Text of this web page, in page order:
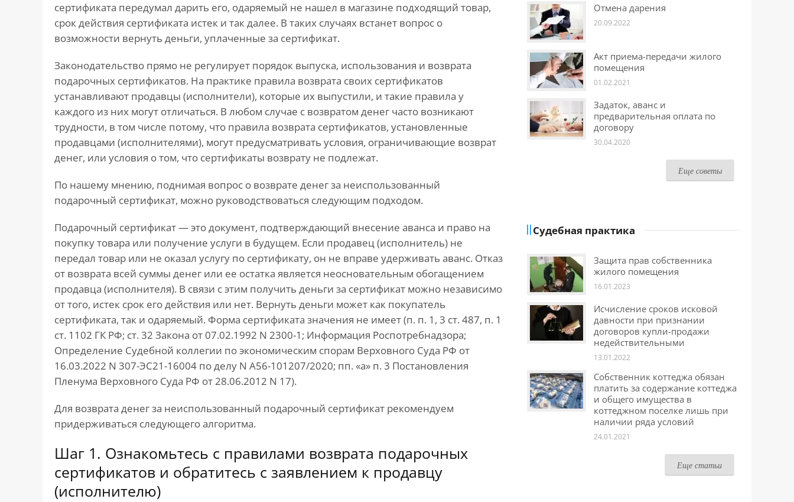
сертификата передумал дарить его, одаряемый не нашел в магазине подходящий товар,
срок действия сертификата истек и так далее. В таких случаях встанет вопрос о
возможности вернуть деньги, уплаченные за сертификат.
Законодательство прямо не регулирует порядок выпуска, использования и возврата
подарочных сертификатов. На практике правила возврата своих сертификатов
устанавливают продавцы (исполнители), которые их выпустили, и такие правила у
каждого из них могут отличаться. В любом случае с возвратом денег часто возникают
трудности, в том числе потому, что правила возврата сертификатов, установленные
продавцами (исполнителями), могут предусматривать условия, ограничивающие возврат
денег, или условия о том, что сертификаты возврату не подлежат.
По нашему мнению, поднимая вопрос о возврате денег за неиспользованный
подарочный сертификат, можно руководствоваться следующим подходом.
Подарочный сертификат — это документ, подтверждающий внесение аванса и право на
покупку товара или получение услуги в будущем. Если продавец (исполнитель) не
передал товар или не оказал услугу по сертификату, он не вправе удерживать аванс. Отказ
от возврата всей суммы денег или ее остатка является неосновательным обогащением
продавца (исполнителя). В связи с этим получить деньги за сертификат можно независимо
от того, истек срок его действия или нет. Вернуть деньги может как покупатель
сертификата, так и одаряемый. Форма сертификата значения не имеет (п. п. 1, 3 ст. 487, п. 1
ст. 1102 ГК РФ; ст. 32 Закона от 07.02.1992 N 2300-1; Информация Роспотребнадзора;
Определение Судебной коллегии по экономическим спорам Верховного Суда РФ от
16.03.2022 N 307-ЭС21-16004 по делу N А56-101207/2020; пп. «а» п. 3 Постановления
Пленума Верховного Суда РФ от 28.06.2012 N 17).
Для возврата денег за неиспользованный подарочный сертификат рекомендуем
придерживаться следующего алгоритма.
Шаг 1. Ознакомьтесь с правилами возврата подарочных
сертификатов и обратитесь с заявлением к продавцу
(исполнителю)
Отмена дарения
20.09.2022
Акт приема-передачи жилого
помещения
01.02.2021
Задаток, аванс и
предварительная оплата по
договору
30.04.2020
Еще советы
Судебная практика
Защита прав собственника
жилого помещения
16.01.2023
Исчисление сроков исковой
давности при признании
договоров купли-продажи
недействительными
13.01.2022
Собственник коттеджа обязан
платить за содержание коттеджа
и общего имущества в
коттеджном поселке лишь при
наличии ряда условий
24.01.2021
Еще статьи